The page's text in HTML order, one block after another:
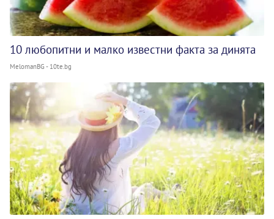
10 любопитни и малко известни факта за динята
MelomanBG - 10te.bg